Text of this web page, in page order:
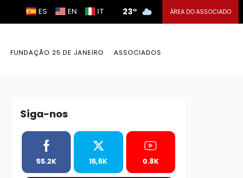
ES EN IT 23° ÁREA DO ASSOCIADO
FUNDAÇÃO 25 DE JANEIRO ASSOCIADOS
Siga-nos
55.2K 15,6K 0.8K